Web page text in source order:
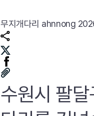
무지개다리 ahnnong
수원시 팔